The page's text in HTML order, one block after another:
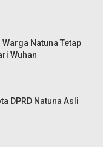
Natuna Tetap
Wuhan
DPRD Natuna Asli